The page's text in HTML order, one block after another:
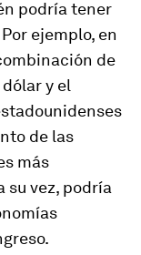
podría tener
ejemplo, en
de
y el
de las
más
su vez, podría